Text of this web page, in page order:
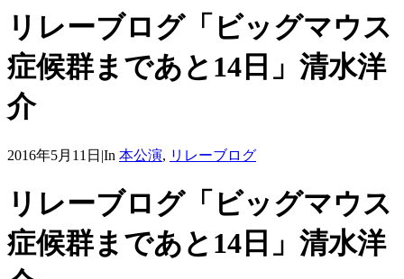
リレーブログ「ビッグマウス
症候群まであと14日」清水洋
介
2016年5月11日 |In 本公演, リレーブログ
リレーブログ「ビッグマウス
症候群まであと14日」清水洋